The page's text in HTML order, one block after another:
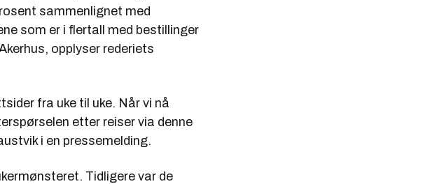
sammenlignet med
som er i flertall med bestillinger
opplyser rederiets
fra uke til uke. Når vi nå
etter reiser via denne
i en pressemelding.
Tidligere var de